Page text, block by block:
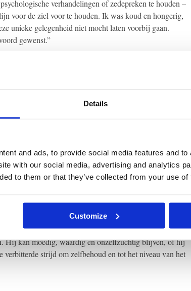
Details
and ads, to provide social media features and
with our social media, advertising and analytics
to them or that they’ve collected from your use
Customize
verhandelingen of zedepreken te houden –
voor de ziel voor te houden. Ik was koud en hongerig,
unieke gelegenheid niet mocht laten voorbij gaan.
gewenst.”
derde gesprek tussen Viktor Frankl en Bert:
arbeid als genot, een leven dat slechts één
gedragspatroon, namelijk, de houding van de mens
externe krachten wordt beperkt, ook een dergelijk
voor deze mens weggelegd, maar niet alleen
zinvol is, dan moet ook lijden, per definitie, zinvol zijn.
evenals het noodlot en de dood. Zonder lijden en dood
voortvloeiend lijden aanvaardt, de wijze waarop
om – zelf onder de moeilijkste omstandigheden
Hij kan moedig, waardig en onzelfzuchtig blijven, of hij
strijd om zelfbehoud en tot het niveau van het